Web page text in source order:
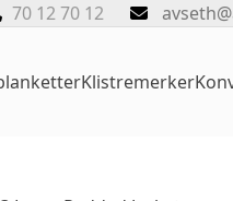
70 12 70 12
Klistremerker